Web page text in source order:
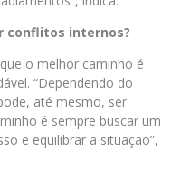
conflitos internos?
o melhor caminho é
“Dependendo do
até mesmo, ser
é sempre buscar um
e equilibrar a situação”,